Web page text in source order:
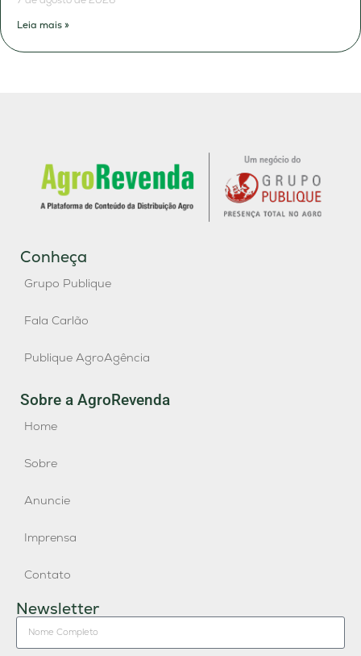
Leia mais »
Conheça
Grupo Publique
Fala Carlão
Publique AgroAgência
Sobre a AgroRevenda
Home
Sobre
Anuncie
Imprensa
Contato
Newsletter